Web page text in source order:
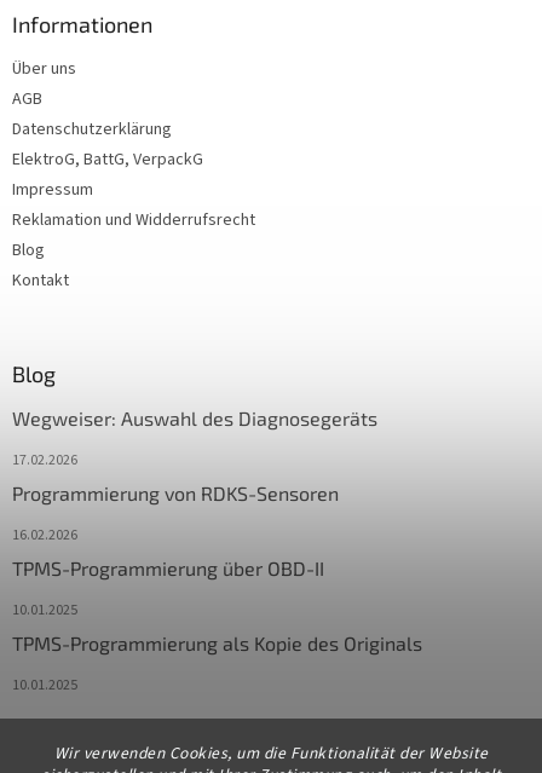
Wir verwenden Cookies, um die Funktionalität der Website
Informationen
Über uns
AGB
Datenschutzerklärung
ElektroG, BattG, VerpackG
Impressum
Reklamation und Widderrufsrecht
Blog
Kontakt
Blog
Wegweiser: Auswahl des Diagnosegeräts
17.02.2026
Programmierung von RDKS-Sensoren
16.02.2026
TPMS-Programmierung über OBD-II
10.01.2025
TPMS-Programmierung als Kopie des Originals
10.01.2025
Kontakt